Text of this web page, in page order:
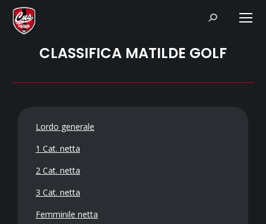
Search:
CLASSIFICA MATILDE GOLF
Lordo generale
1 Cat. netta
2 Cat. netta
3 Cat. netta
Femminile netta